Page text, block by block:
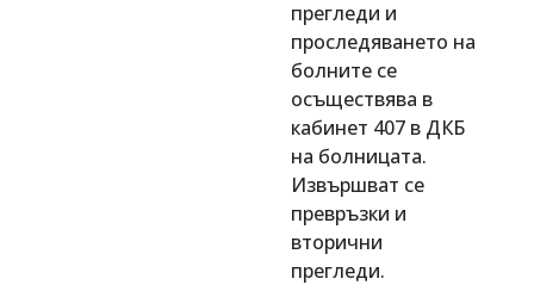
прегледи и
проследяването на
болните се
осъществява в
кабинет 407 в ДКБ
на болницата.
Извършват се
превръзки и
вторични
прегледи.